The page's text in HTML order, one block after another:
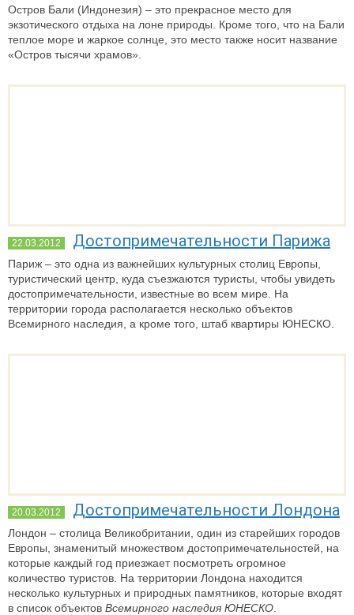
Остров Бали (Индонезия) – это прекрасное место для
экзотического отдыха на лоне природы. Кроме того, что на Бали
теплое море и жаркое солнце, это место также носит название
«Остров тысячи храмов».
22.03.2012 Достопримечательности Парижа
Париж – это одна из важнейших культурных столиц Европы,
туристический центр, куда съезжаются туристы, чтобы увидеть
достопримечательности, известные во всем мире. На
территории города располагается несколько объектов
Всемирного наследия, а кроме того, штаб квартиры ЮНЕСКО.
20.03.2012 Достопримечательности Лондона
Лондон – столица Великобритании, один из старейших городов
Европы, знаменитый множеством достопримечательностей, на
которые каждый год приезжает посмотреть огромное
количество туристов. На территории Лондона находится
несколько культурных и природных памятников, которые входят
в список объектов Всемирного наследия ЮНЕСКО